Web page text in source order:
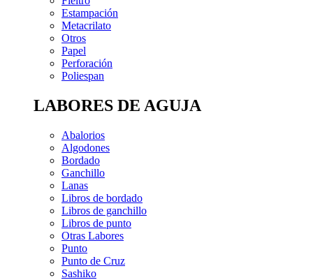
Estampación
Metacrilato
Otros
Papel
Perforación
Poliespan
LABORES DE AGUJA
Abalorios
Algodones
Bordado
Ganchillo
Lanas
Libros de bordado
Libros de ganchillo
Libros de punto
Otras Labores
Punto
Punto de Cruz
Sashiko